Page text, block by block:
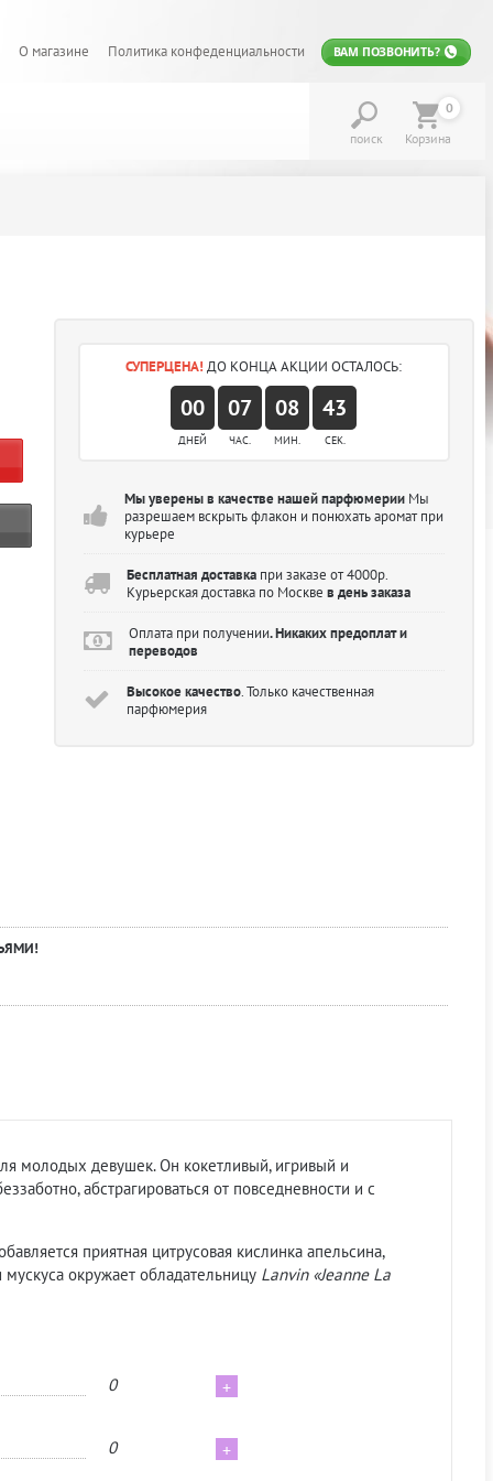
О магазине Политика конфеденциальности ВАМ ПОЗВОНИТЬ?
поиск
0
Корзина
СУПЕРЦЕНА! ДО КОНЦА АКЦИИ ОСТАЛОСЬ:
00 07 08 42
ДНЕЙ ЧАС. МИН. СЕК.
Мы уверены в качестве нашей парфюмерииМы
разрешаем вскрыть флакон и понюхать аромат при
курьере
Бесплатная доставкапри заказе от 4000р.
Курьерская доставка по Москве в день заказа
Оплата при получении. Никаких предоплат и
переводов
Высокое качество. Только качественная
парфюмерия
молодых девушек. Он кокетливый, игривый и
абстрагироваться от повседневности и с
приятная цитрусовая кислинка апельсина,
окружает обладательницу Lanvin «Jeanne La
0 +
0 +